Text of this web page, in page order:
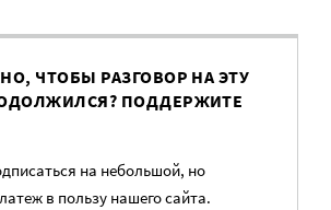
ЧТОБЫ РАЗГОВОР НА ЭТУ
ПОДДЕРЖИТЕ
на небольшой, но
в пользу нашего сайта.